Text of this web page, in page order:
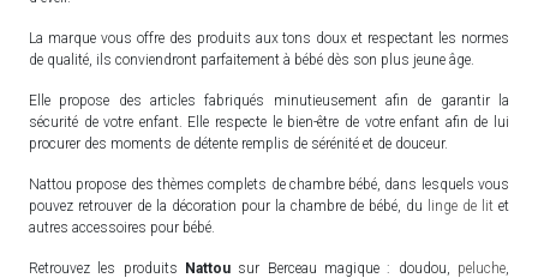
La marque vous offre des produits aux tons doux et respectant les normes
de qualité, ils conviendront parfaitement à bébé dès son plus jeune âge.
Elle propose des articles fabriqués minutieusement afin de garantir la
sécurité de votre enfant. Elle respecte le bien-être de votre enfant afin de lui
procurer des moments de détente remplis de sérénité et de douceur.
Nattou propose des thèmes complets de chambre bébé, dans lesquels vous
pouvez retrouver de la décoration pour la chambre de bébé, du
linge de lit et
autres accessoires pour bébé.
Retrouvez les produits Nattou sur Berceau magique : doudou, peluche